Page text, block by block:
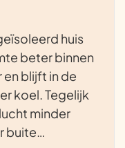
huis
beter binnen
en blijft in de
koel. Tegelijk
minder
buite…